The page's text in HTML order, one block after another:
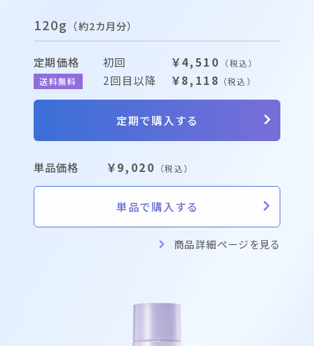
120g （約2カ月分）
定期価格
送料無料
初回 ￥4,510 （税込）
2回目以降 ￥8,118 （税込）
定期で購入する
単品価格 ￥9,020 （税込）
単品で購入する
商品詳細ページを見る